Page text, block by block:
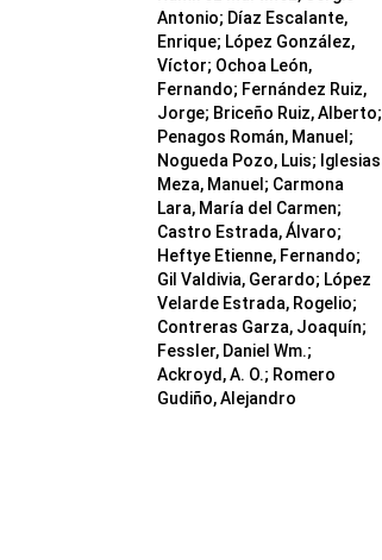
Antonio; Díaz Escalante,
Enrique; López González,
Víctor; Ochoa León,
Fernando; Fernández Ruiz,
Jorge; Briceño Ruiz, Alberto;
Penagos Román, Manuel;
Nogueda Pozo, Luis; Iglesias
Meza, Manuel; Carmona
Lara, María del Carmen;
Castro Estrada, Álvaro;
Heftye Etienne, Fernando;
Gil Valdivia, Gerardo; López
Velarde Estrada, Rogelio;
Contreras Garza, Joaquín;
Fessler, Daniel Wm.;
Ackroyd, A. O.; Romero
Gudiño, Alejandro